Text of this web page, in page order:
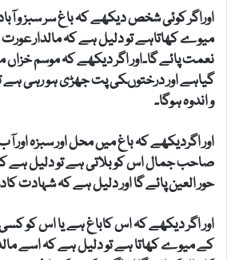
اوراگر کوئی شخص دیکھے کہ باغ سر سبز و
میوے کھاتاہے تو دلیل ہے کہ مالدار
نعمت پائے گا۔اور اگر دیکھے کہ موسم خزاں
گیاہے اور درختوںکی پت جھڑی ہو رہی ہے
و اندوہ ہوگا۔
اور اگردیکھے کہ باغ میں محل اور سبزہ اور
صاحب جمال اس کو بلاتی ہے تو دلیل ہے
حور العین پائے گا اور دلیل ہے کہ شہادت
اور اگر دیکھے کہ اس کاباغ ہے یا اس کو
کے میوے کھاتا ہے تو دلیل ہے کہ اسے